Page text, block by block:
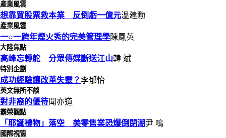
產業風雲
想靠買股票救本業 反倒虧一億元溫建勳
產業風雲
一○一跨年煙火秀的完美管理學陳鳳英
大陸焦點
高峰忘轉舵 分眾傳媒斷送江山韓 斌
特別企劃
成功經驗讓改革失靈？李郁怡
英文無所不談
對非裔的優待聞亦道
霸榮觀點
「耶誕禮物」落空 美零售業恐爆倒閉潮尹 鳴
國際視窗